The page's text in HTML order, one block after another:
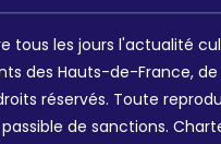
tous les jours l'actualité
des Hauts-de-France,
réservés. Toute
de sanctions.